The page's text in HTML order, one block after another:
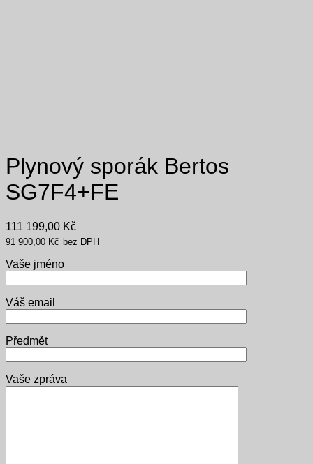
Plynový sporák Bertos
SG7F4+FE
111 199,00 Kč
91 900,00 Kč bez DPH
Vaše jméno
Váš email
Předmět
Vaše zpráva